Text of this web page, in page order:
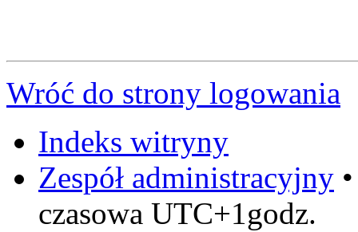
Wróć do strony logowania
Indeks witryny
Zespół administracyjny
czasowa UTC+1godz.